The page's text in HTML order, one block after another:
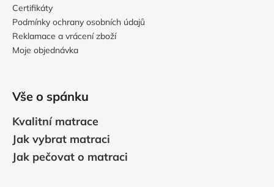
Certifikáty
Podmínky ochrany osobních údajů
Reklamace a vrácení zboží
Moje objednávka
Vše o spánku
Kvalitní matrace
Jak vybrat matraci
Jak pečovat o matraci